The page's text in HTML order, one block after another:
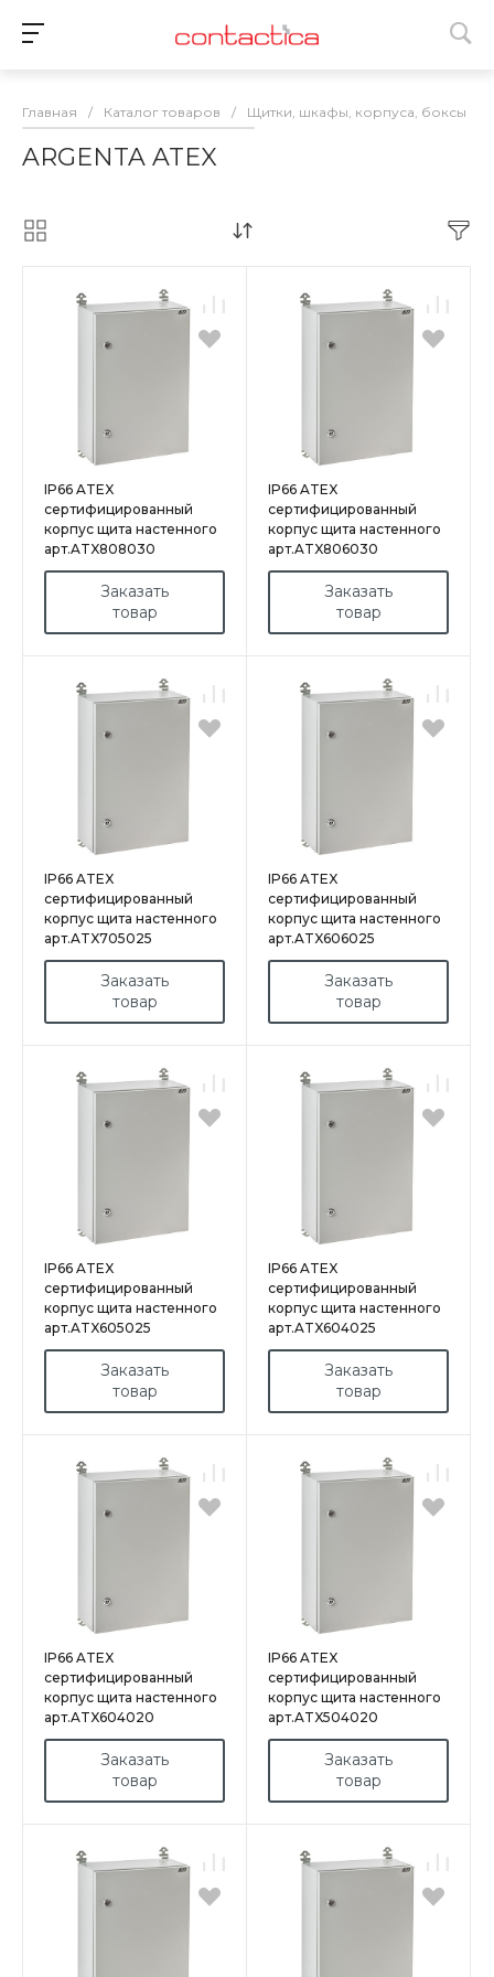
Главная / Каталог товаров / Щитки, шкафы, корпуса, боксы
ARGENTA ATEX
IP66 ATEX
сертифицированный
корпус щита настенного
арт.ATX808030
Заказать
товар
IP66 ATEX
сертифицированный
корпус щита настенного
арт.ATX806030
Заказать
товар
IP66 ATEX
сертифицированный
корпус щита настенного
арт.ATX705025
Заказать
товар
IP66 ATEX
сертифицированный
корпус щита настенного
арт.ATX606025
Заказать
товар
IP66 ATEX
сертифицированный
корпус щита настенного
арт.ATX605025
Заказать
товар
IP66 ATEX
сертифицированный
корпус щита настенного
арт.ATX604025
Заказать
товар
IP66 ATEX
сертифицированный
корпус щита настенного
арт.ATX604020
Заказать
товар
IP66 ATEX
сертифицированный
корпус щита настенного
арт.ATX504020
Заказать
товар